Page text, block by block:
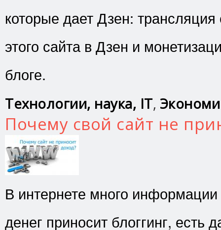
которые дает Дзен: трансляция
этого сайта в Дзен и
блоге.
Технологии, наука, IT,
Почему свой сайт не
В интернете много
денег приносит блоггинг, есть